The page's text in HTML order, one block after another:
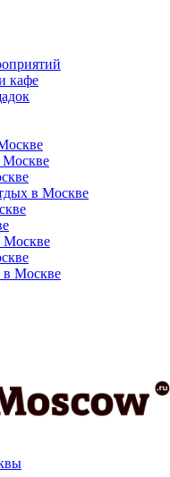
кафе
Москве
в Москве
Москве
в Москве